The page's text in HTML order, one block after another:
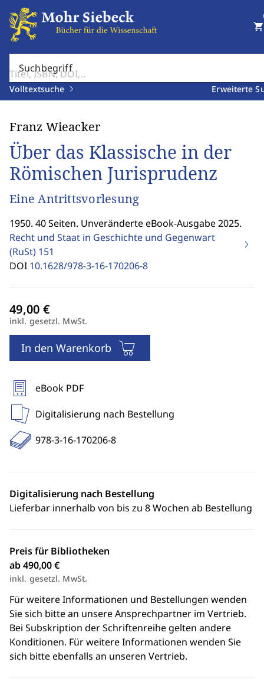
Suchbegriff
Volltextsuche Erweiterte
shopping_cart
Franz Wieacker
Über das Klassische in der
Römischen Jurisprudenz
Eine Antrittsvorlesung
1950. 40 Seiten. Unveränderte eBook-Ausgabe 2025.
Recht und Staat in Geschichte und Gegenwart
(RuSt) 151
DOI 10.1628/978-3-16-170206-8
inkl. gesetzl. MwSt.
In den Warenkorb
eBook PDF
Digitalisierung nach Bestellung
978-3-16-170206-8
Digitalisierung nach Bestellung
Lieferbar innerhalb von bis zu 8 Wochen ab Bestellung
Preis für Bibliotheken
ab 490,00 €
inkl. gesetzl. MwSt.
Für weitere Informationen und Bestellungen wenden
Sie sich bitte an unsere Ansprechpartner im Vertrieb.
Bei Subskription der Schriftenreihe gelten andere
Konditionen. Für weitere Informationen wenden Sie
sich bitte ebenfalls an unseren Vertrieb.